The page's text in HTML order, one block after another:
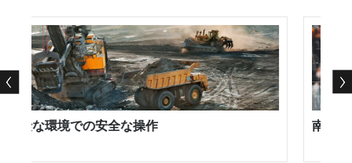
献します。 Winmate SシリーズHMIの表面は真に平らで
あるため、清掃が容易で、エッジに埃が溜まるのを防
ぎ、メンテナンスの手間を省くことができます。全体と
して、ウィンメイトSシリーズHMIは、産業オートメーシ
ョンとインテリジェントビルディングのアプリケーショ
な環境での安全な操作 南米にお